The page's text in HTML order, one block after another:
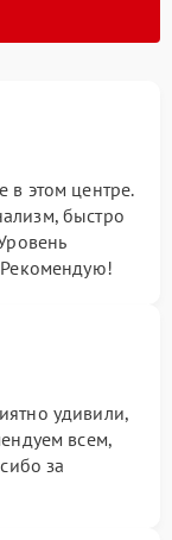
в этом центре.
быстро
удивили,
всем,
за